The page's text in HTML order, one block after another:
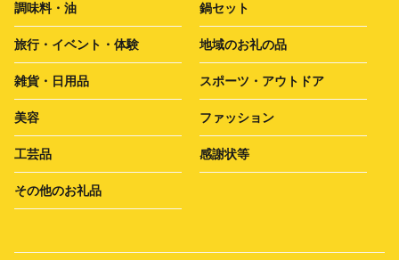
調味料・油 鍋セット
旅行・イベント・体験 地域のお礼の品
雑貨・日用品 スポーツ・アウトドア
美容 ファッション
工芸品 感謝状等
その他のお礼品